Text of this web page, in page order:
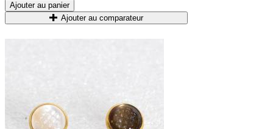
Ajouter au panier
Ajouter au comparateur